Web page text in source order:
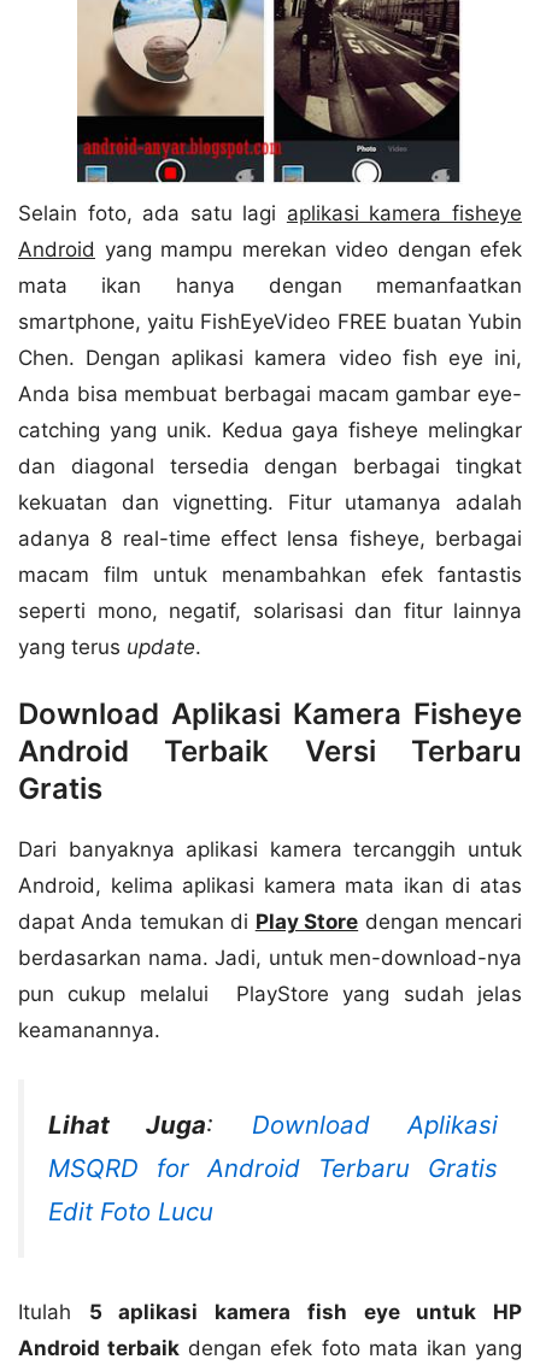
Selain foto, ada satu lagi aplikasi kamera fisheye
Android yang mampu merekan video dengan efek
mata ikan hanya dengan memanfaatkan
smartphone, yaitu FishEyeVideo FREE buatan Yubin
Chen. Dengan aplikasi kamera video fish eye ini,
Anda bisa membuat berbagai macam gambar eye-
catching yang unik. Kedua gaya fisheye melingkar
dan diagonal tersedia dengan berbagai tingkat
kekuatan dan vignetting. Fitur utamanya adalah
adanya 8 real-time effect lensa fisheye, berbagai
macam film untuk menambahkan efek fantastis
seperti mono, negatif, solarisasi dan fitur lainnya
yang terus update.
Download Aplikasi Kamera Fisheye
Android Terbaik Versi Terbaru
Gratis
Dari banyaknya aplikasi kamera tercanggih untuk
Android, kelima aplikasi kamera mata ikan di atas
dapat Anda temukan di Play Store dengan mencari
berdasarkan nama. Jadi, untuk men-download-nya
pun cukup melalui PlayStore yang sudah jelas
keamanannya.
Lihat Juga: Download Aplikasi
MSQRD for Android Terbaru Gratis
Edit Foto Lucu
Itulah 5 aplikasi kamera fish eye untuk HP
Android terbaik dengan efek foto mata ikan yang